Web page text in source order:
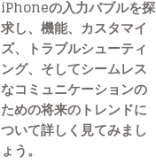
iPhoneの入力バブルを探
求し、機能、カスタマイ
ズ、トラブルシューティ
ング、そしてシームレス
なコミュニケーションの
ための将来のトレンドに
ついて詳しく見てみまし
ょう。